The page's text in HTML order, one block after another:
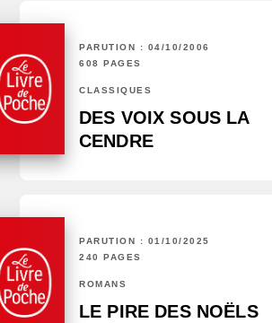
PARUTION : 04/10/2006
608 PAGES
CLASSIQUES
DES VOIX SOUS LA
CENDRE
PARUTION : 01/10/2025
240 PAGES
ROMANS
LE PIRE DES NOËLS